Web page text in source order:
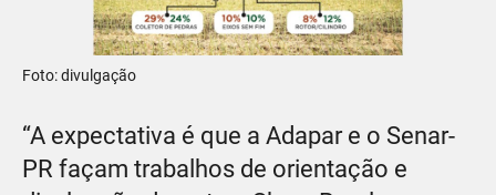
Foto: divulgação
“A expectativa é que a Adapar e o Senar-
PR façam trabalhos de orientação e